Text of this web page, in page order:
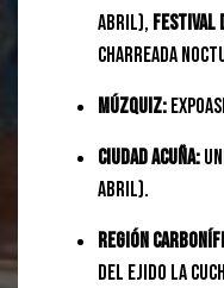
abril), Festival
Charreada
Múzquiz:
Ciudad Acuña:
abril).
Región
del ejido La